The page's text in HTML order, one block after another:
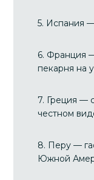
5. Испания —
6. Франция
пекарня на
7. Греция —
честном
8. Перу —
Южной